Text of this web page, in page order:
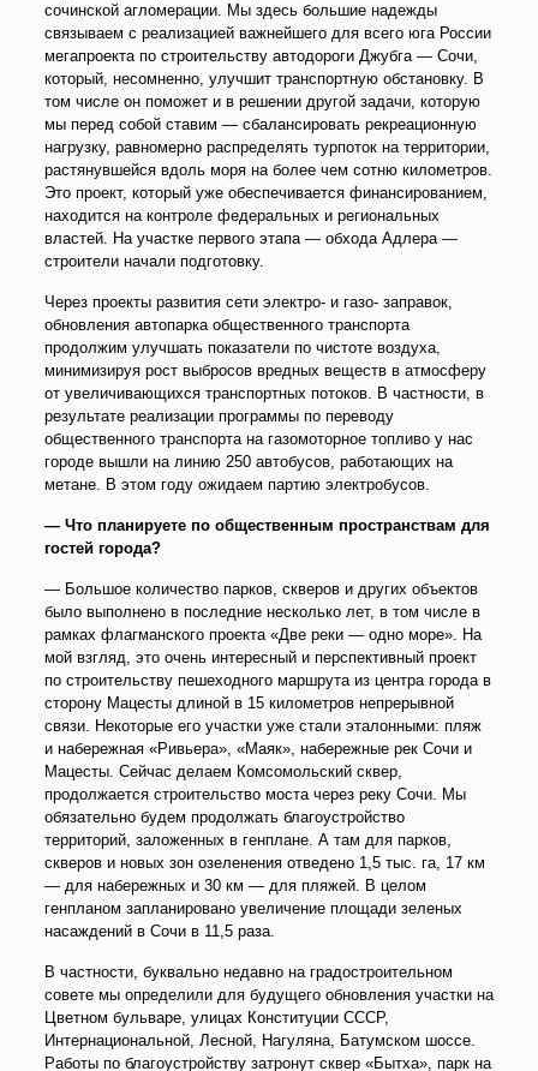
сочинской агломерации. Мы здесь большие надежды
связываем с реализацией важнейшего для всего юга России
мегапроекта по строительству автодороги Джубга — Сочи,
который, несомненно, улучшит транспортную обстановку. В
том числе он поможет и в решении другой задачи, которую
мы перед собой ставим — сбалансировать рекреационную
нагрузку, равномерно распределять турпоток на территории,
растянувшейся вдоль моря на более чем сотню километров.
Это проект, который уже обеспечивается финансированием,
находится на контроле федеральных и региональных
властей. На участке первого этапа — обхода Адлера —
строители начали подготовку.
Через проекты развития сети электро- и газо- заправок,
обновления автопарка общественного транспорта
продолжим улучшать показатели по чистоте воздуха,
минимизируя рост выбросов вредных веществ в атмосферу
от увеличивающихся транспортных потоков. В частности, в
результате реализации программы по переводу
общественного транспорта на газомоторное топливо у нас
городе вышли на линию 250 автобусов, работающих на
метане. В этом году ожидаем партию электробусов.
— Что планируете по общественным пространствам для
гостей города?
— Большое количество парков, скверов и других объектов
было выполнено в последние несколько лет, в том числе в
рамках флагманского проекта «Две реки — одно море». На
мой взгляд, это очень интересный и перспективный проект
по строительству пешеходного маршрута из центра города в
сторону Мацесты длиной в 15 километров непрерывной
связи. Некоторые его участки уже стали эталонными: пляж
и набережная «Ривьера», «Маяк», набережные рек Сочи и
Мацесты. Сейчас делаем Комсомольский сквер,
продолжается строительство моста через реку Сочи. Мы
обязательно будем продолжать благоустройство
территорий, заложенных в генплане. А там для парков,
скверов и новых зон озеленения отведено 1,5 тыс. га, 17 км
— для набережных и 30 км — для пляжей. В целом
генпланом запланировано увеличение площади зеленых
насаждений в Сочи в 11,5 раза.
В частности, буквально недавно на градостроительном
совете мы определили для будущего обновления участки на
Цветном бульваре, улицах Конституции СССР,
Интернациональной, Лесной, Нагуляна, Батумском шоссе.
Работы по благоустройству затронут сквер «Бытха», парк на